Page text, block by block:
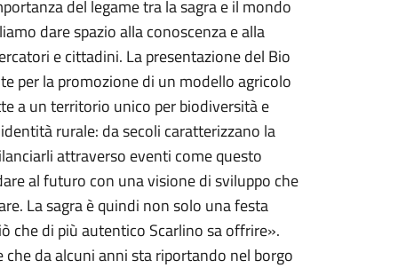
del legame tra la sagra e il mondo
dare spazio alla conoscenza e alla
e cittadini. La presentazione del Bio
per la promozione di un modello agricolo
a un territorio unico per biodiversità e
rurale: da secoli caratterizzano la
attraverso eventi come questo
al futuro con una visione di sviluppo che
La sagra è quindi non solo una festa
che di più autentico Scarlino sa offrire».
che da alcuni anni sta riportando nel borgo